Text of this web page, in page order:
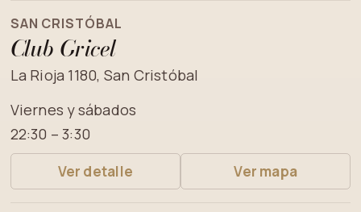
SAN CRISTÓBAL
Club Gricel
La Rioja 1180, San Cristóbal
Viernes y sábados
22:30 – 3:30
Ver detalle Ver mapa